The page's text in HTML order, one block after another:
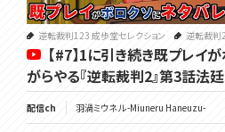
逆転裁判123 成歩堂セレクション 逆転裁判
【#7】1に引き続き既プレイ
がらやる『逆転裁判2』第3話法廷
配信ch 羽渦ミウネル -Miuneru Haneuzu-